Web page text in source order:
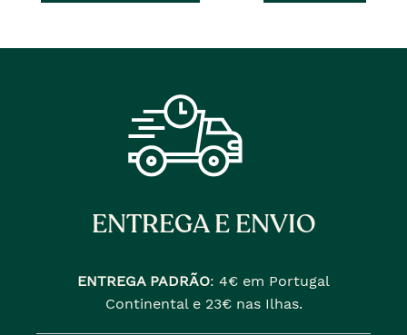
ENTREGA E ENVIO
ENTREGA PADRÃO: 4€ em Portugal
Continental e 23€ nas Ilhas.